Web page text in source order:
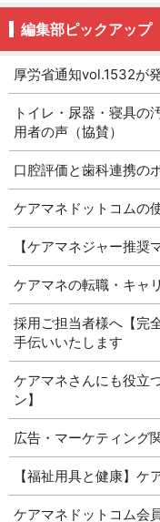
編集部ピックアップ
厚労省通知vol.1532が
トイレ・尿器・寝具の
用者の声（協賛）
口腔評価と歯科連携の
ケアマネドットコムの
【ケアマネジャー推奨
ケアマネの転職・キャ
採用ご担当者様へ【完
手伝いいたします
ケアマネさんにも役立
ン】
広告・マーケティング
【福祉用具と健康】ケ
ケアマネドットコム会